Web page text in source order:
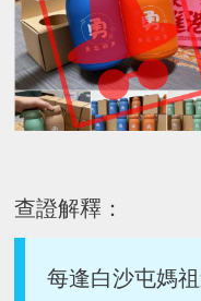
查證解釋：
每逢白沙屯媽